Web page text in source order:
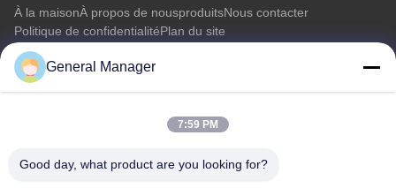
À la maisonÀ propos de nousproduitsNous contacter
Politique de confidentialitéPlan du site
Nous contacter
Adresse: Rue Xingfu, district de Licheng, ville de Jinan,
General Manager
7:59 PM
Good day, what product are you looking for?